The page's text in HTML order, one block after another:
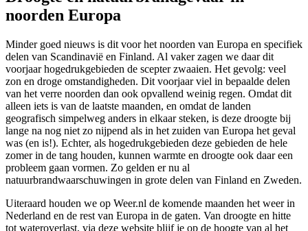
noorden Europa
Minder goed nieuws is dit voor het noorden van Europa en specifiek
delen van Scandinavië en Finland. Al vaker zagen we daar dit
voorjaar hogedrukgebieden de scepter zwaaien. Het gevolg: veel
zon en droge omstandigheden. Dit voorjaar viel in bepaalde delen
van het verre noorden dan ook opvallend weinig regen. Omdat dit
alleen iets is van de laatste maanden, en omdat de landen
geografisch simpelweg anders in elkaar steken, is deze droogte bij
lange na nog niet zo nijpend als in het zuiden van Europa het geval
was (en is!). Echter, als hogedrukgebieden deze gebieden de hele
zomer in de tang houden, kunnen warmte en droogte ook daar een
probleem gaan vormen. Zo gelden er nu al
natuurbrandwaarschuwingen in grote delen van Finland en Zweden.
Uiteraard houden we op Weer.nl de komende maanden het weer in
Nederland en de rest van Europa in de gaten. Van droogte en hitte
tot wateroverlast, via deze website blijf je op de hoogte van al het